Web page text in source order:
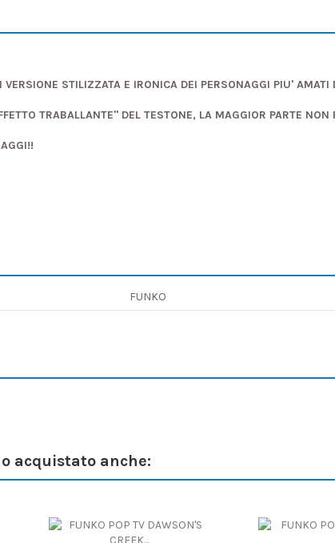
STILIZZATA E IRONICA DEI PERSONAGGI PIU'
TRABALLANTE" DEL TESTONE, LA MAGGIOR PARTE NON
FUNKO
acquistato anche: